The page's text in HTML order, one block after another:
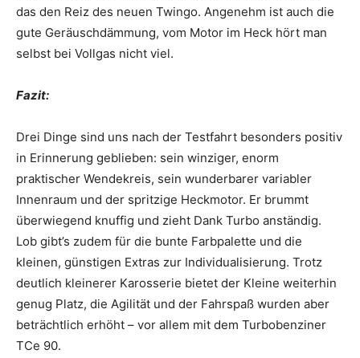
das den Reiz des neuen Twingo. Angenehm ist auch die
gute Geräuschdämmung, vom Motor im Heck hört man
selbst bei Vollgas nicht viel.
Fazit:
Drei Dinge sind uns nach der Testfahrt besonders positiv
in Erinnerung geblieben: sein winziger, enorm
praktischer Wendekreis, sein wunderbarer variabler
Innenraum und der spritzige Heckmotor. Er brummt
überwiegend knuffig und zieht Dank Turbo anständig.
Lob gibt’s zudem für die bunte Farbpalette und die
kleinen, günstigen Extras zur Individualisierung. Trotz
deutlich kleinerer Karosserie bietet der Kleine weiterhin
genug Platz, die Agilität und der Fahrspaß wurden aber
beträchtlich erhöht – vor allem mit dem Turbobenziner
TCe 90.